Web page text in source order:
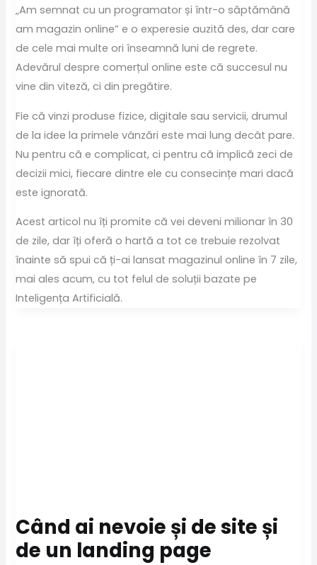
„Am semnat cu un programator și într-o săptămână
am magazin online” e o experesie auzită des, dar care
de cele mai multe ori înseamnă luni de regrete.
Adevărul despre comerțul online este că succesul nu
vine din viteză, ci din pregătire.
Fie că vinzi produse fizice, digitale sau servicii, drumul
de la idee la primele vânzări este mai lung decât pare.
Nu pentru că e complicat, ci pentru că implică zeci de
decizii mici, fiecare dintre ele cu consecințe mari dacă
este ignorată.
Acest articol nu îți promite că vei deveni milionar în 30
de zile, dar îți oferă o hartă a tot ce trebuie rezolvat
înainte să spui că ți-ai lansat magazinul online în 7 zile,
mai ales acum, cu tot felul de soluții bazate pe
Inteligența Artificială.
Când ai nevoie și de site și
de un landing page